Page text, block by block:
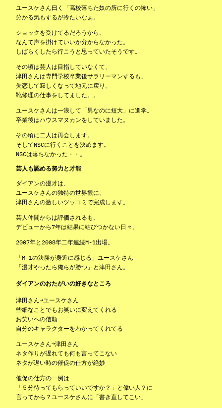
ユースケさん曰く「高校落ちた奴の所に行くの怖い」
分かる気もするが冷たいなぁ。
ショックを受けてるだろうから、
なんて声を掛けていいか分からなかった。
しばらくしたら行こうと思っていたそうです。
その頃は芸人は目指していなくて、
津田さんは専門学校卒業後サラリーマンするも、
失恋して寂しくなって地元に戻り、
靴修理の仕事をしてました。。
ユースケさんは一浪して「男なのに短大」に進学。
卒業後はハウスマヌカンをしていました。
その頃に二人は再会します。
そしてNSCに行くことを決めます。
NSCは落ちなかった・・。
芸人も認める努力と才能
ダイアンの漫才は、
ユースケさんの独特の世界観に、
津田さんの激しいツッコミで完成します。
芸人仲間からは評価されるも、
デビューから7年は結果に結びつかない日々。
2007年と2008年二年連続M-1出場。
「M-1の決勝が身近に感じる」ユースケさん
「漫才やったら俺らが勝つ」と津田さん。
ダイアンのおたがいの好きなところ
津田さん→ユースケさん
些細なことでもお笑いに変えてくれる
お笑いへの信頼
自分のキャラクターをわかってくれてる
ユースケさん→津田さん
ネタ作りが遅れても何も言ってこない
ネタが遅い時の催促の仕方が絶妙
催促の仕方の一例は
「５分待ってもらっていいですか？」と偉い人？に
言ってから？ユースケさんに「書き直してこい」